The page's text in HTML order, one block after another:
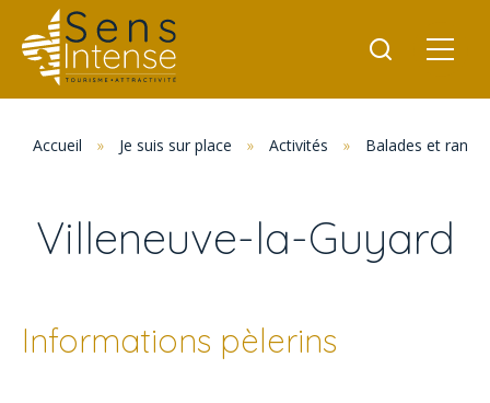
Accueil » Je suis sur place » Activités » Balades et
Villeneuve-la-Guyard
Informations pèlerins